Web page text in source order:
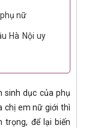
nữ
Hà Nội uy
sinh dục của phụ
chị em nữ giới thì
trọng, để lại biến